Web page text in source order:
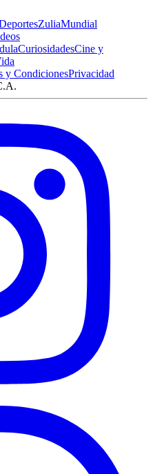
ZuliaMundial
CuriosidadesCine y
y CondicionesPrivacidad